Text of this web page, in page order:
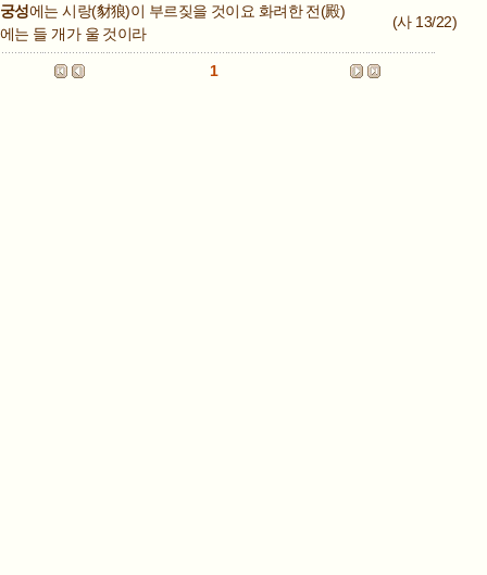
궁성에는 시랑(豺狼)이 부르짖을 것이요 화려한 전(殿)
에는 들 개가 울 것이라
(사 13/22)
1